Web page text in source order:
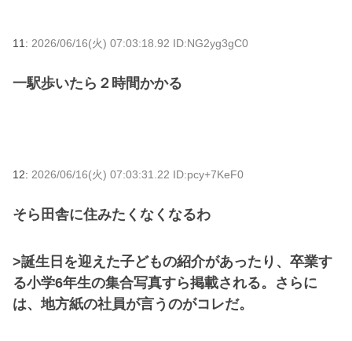
11: 2026/06/16(火) 07:03:18.92 ID:NG2yg3gC0
一駅歩いたら２時間かかる
12: 2026/06/16(火) 07:03:31.22 ID:pcy+7KeF0
そら田舎に住みたくなくなるわ
>誕生日を迎えた子どもの紹介があったり、卒業す
る小学6年生の集合写真すら掲載される。さらに
は、地方紙の社員が言うのがコレだ。